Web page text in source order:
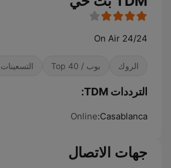
On Air 24/24
الروك بوب / Top 40 التسعينات
الترددات TDM:
Casablanca:
Online
جهات الاتصال